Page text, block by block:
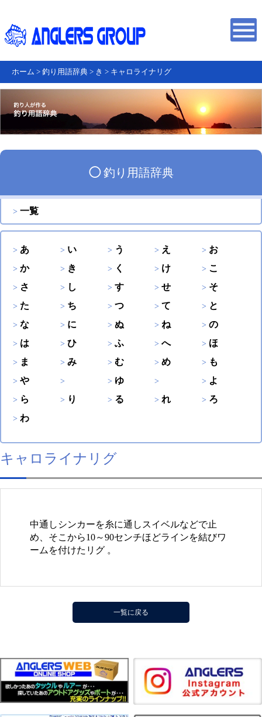
ホーム > 釣り用語辞典 > き > キャロライナリグ
◯釣り用語辞典
一覧
あ い う え
お
か
き く け
こ
さ
し す せ
そ
た
ち つ て
と
な
に ぬ ね
の
は
ひ ふ へ
ほ
ま
み む め
も
や
ゆ
よ
ら
り る れ
ろ
わ
キャロライナリグ
中通しシンカーを糸に通しスイベルなどで止
め、そこから10～90センチほどラインを結びワ
ームを付けたリグ 。
一覧に戻る